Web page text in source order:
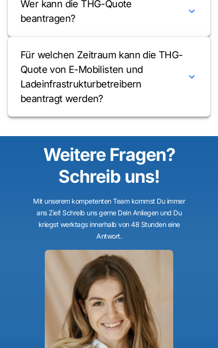
Wer kann die THG-Quote
beantragen?
Für welchen Zeitraum kann die THG-
Quote von E-Mobilisten und
Ladeinfrastrukturbetreibern
beantragt werden?
Weitere Fragen?
Schreib uns!
Mit unserem kompetenten Team kommst Du immer
ans Ziel! Schreib uns gerne Dein Anliegen und Du
kriegst werktags innerhalb von 48 Stunden eine
Antwort.